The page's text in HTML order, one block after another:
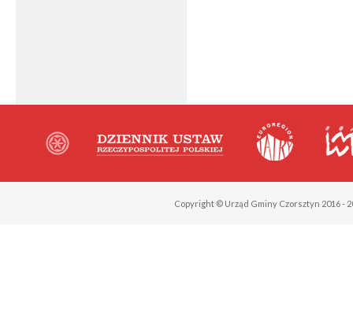
Copyright © Urząd Gminy Czorsztyn 2016 -